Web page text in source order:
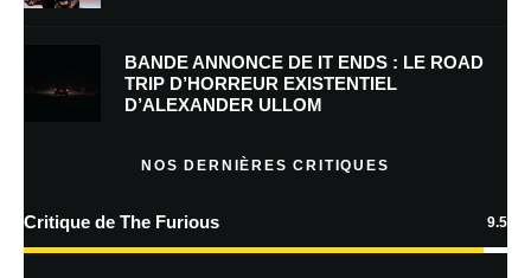
mon prochain commentaire.
plus sur la façon dont les données de vos commentaires sont
BANDE ANNONCE DE IT ENDS : LE ROAD
TRIP D’HORREUR EXISTENTIEL
D’ALEXANDER ULLOM
NOS DERNIÈRES CRITIQUES
Critique de The Furious 9.5